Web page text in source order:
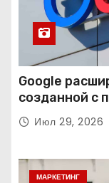
Google
созданной с
интеллекта
Июл 29, 2026
МАРКЕТИНГ